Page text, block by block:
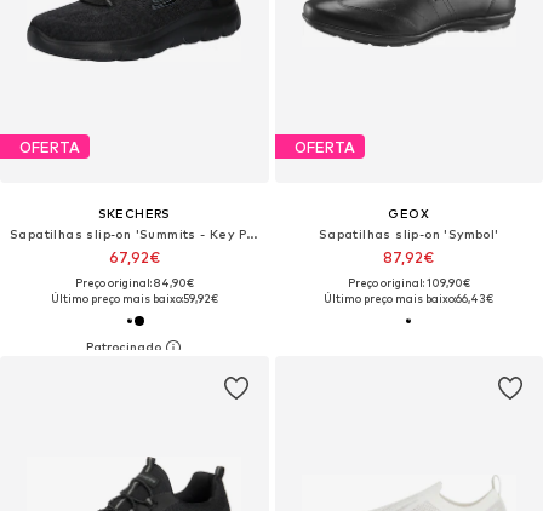
OFERTA
SKECHERS
Sapatilhas slip-on 'Summits - Key Pace'
67,92€
Preço original: 84,90€
Último preço mais baixo:59,92€
OFERTA
GEOX
Sapatilhas slip-on 'Symbol'
87,92€
Preço original: 109,90€
Último preço mais baixo:66,43€